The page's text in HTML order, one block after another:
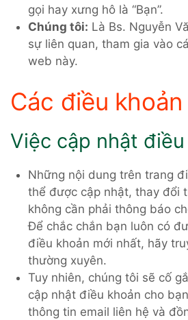
gọi hay xưng hô là “Bạn”.
Chúng tôi: Là Bs. Nguyễn
sự liên quan, tham gia vào
web này.
Các điều khoản
Việc cập nhật
Những nội dung trên trang
thể được cập nhật, thay đổi
không cần phải thông báo
Để chắc chắn bạn luôn có
điều khoản mới nhất, hãy
thường xuyên.
Tuy nhiên, chúng tôi sẽ cố
cập nhật điều khoản cho
thông tin email liên hệ và